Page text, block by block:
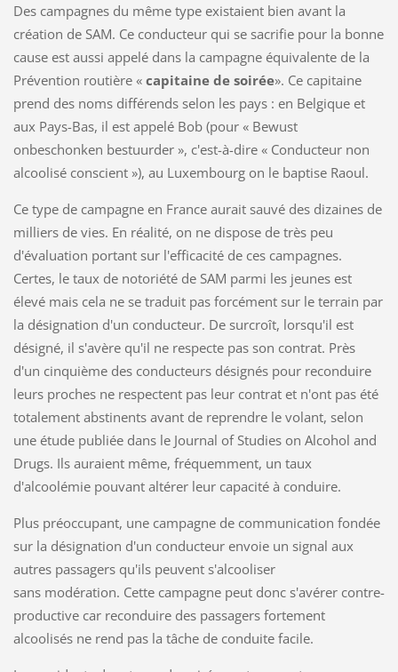
Des campagnes du même type existaient bien avant la
création de SAM. Ce conducteur qui se sacrifie pour la bonne
cause est aussi appelé dans la campagne équivalente de la
Prévention routière « capitaine de soirée». Ce capitaine
prend des noms différends selon les pays : en Belgique et
aux Pays-Bas, il est appelé Bob (pour « Bewust
onbeschonken bestuurder », c'est-à-dire « Conducteur non
alcoolisé conscient »), au Luxembourg on le baptise Raoul.
Ce type de campagne en France aurait sauvé des dizaines de
milliers de vies. En réalité, on ne dispose de très peu
d'évaluation portant sur l'efficacité de ces campagnes.
Certes, le taux de notoriété de SAM parmi les jeunes est
élevé mais cela ne se traduit pas forcément sur le terrain par
la désignation d'un conducteur. De surcroît, lorsqu'il est
désigné, il s'avère qu'il ne respecte pas son contrat. Près
d'un cinquième des conducteurs désignés pour reconduire
leurs proches ne respectent pas leur contrat et n'ont pas été
totalement abstinents avant de reprendre le volant, selon
une étude publiée dans le Journal of Studies on Alcohol and
Drugs. Ils auraient même, fréquemment, un taux
d'alcoolémie pouvant altérer leur capacité à conduire.
Plus préoccupant, une campagne de communication fondée
sur la désignation d'un conducteur envoie un signal aux
autres passagers qu'ils peuvent s'alcooliser
sans modération. Cette campagne peut donc s'avérer contre-
productive car reconduire des passagers fortement
alcoolisés ne rend pas la tâche de conduite facile.